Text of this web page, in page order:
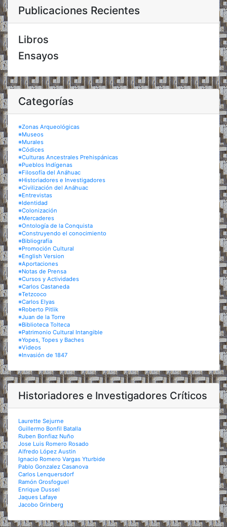
Publicaciones Recientes
Libros
Ensayos
Categorías
※Zonas Arqueológicas
※Museos
※Murales
※Códices
※Culturas Ancestrales Prehispánicas
※Pueblos Indígenas
※Filosofía del Anáhuac
※Historiadores e Investigadores
※Civilización del Anáhuac
※Entrevistas
※Identidad
※Colonización
※Mercaderes
※Ontología de la Conquista
※Construyendo el conocimiento
※Bibliografía
※Promoción Cultural
※English Version
※Aportaciones
※Notas de Prensa
※Cursos y Actividades
※Carlos Castaneda
※Tetzcoco
※Carlos Elyas
※Roberto Pitlik
※Juan de la Torre
※Biblioteca Tolteca
※Patrimonio Cultural Intangible
※Yopes, Topes y Baches
※Videos
※Invasión de 1847
Historiadores e Investigadores Críticos
Laurette Sejurne
Guillermo Bonfil Batalla
Ruben Bonfiaz Nuño
Jose Luis Romero Rosado
Alfredo López Austin
Ignacio Romero Vargas Yturbide
Pablo Gonzalez Casanova
Carlos Lenquersdorf
Ramón Grosfoguel
Enrique Dussel
Jaques Lafaye
Jacobo Grinberg